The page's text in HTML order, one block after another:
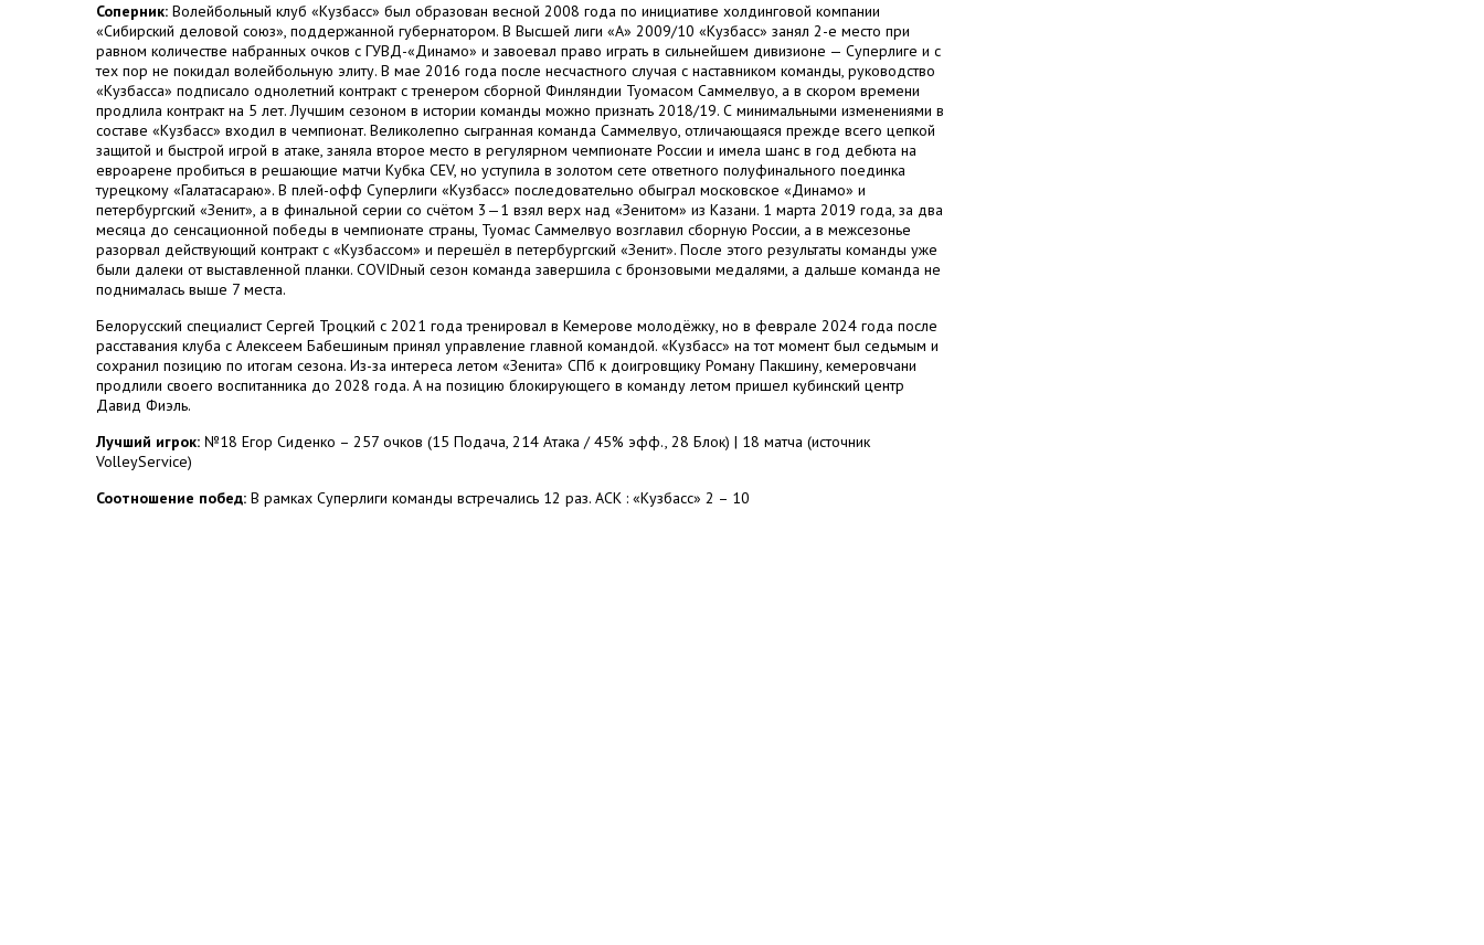
Соперник: Волейбольный клуб «Кузбасс» был образован весной 2008 года по инициативе холдинговой компании
«Сибирский деловой союз», поддержанной губернатором. В Высшей лиги «А» 2009/10 «Кузбасс» занял 2-е место при
равном количестве набранных очков с ГУВД-«Динамо» и завоевал право играть в сильнейшем дивизионе — Суперлиге и с
тех пор не покидал волейбольную элиту. В мае 2016 года после несчастного случая с наставником команды, руководство
«Кузбасса» подписало однолетний контракт с тренером сборной Финляндии Туомасом Саммелвуо, а в скором времени
продлила контракт на 5 лет. Лучшим сезоном в истории команды можно признать 2018/19. С минимальными изменениями в
составе «Кузбасс» входил в чемпионат. Великолепно сыгранная команда Саммелвуо, отличающаяся прежде всего цепкой
защитой и быстрой игрой в атаке, заняла второе место в регулярном чемпионате России и имела шанс в год дебюта на
евроарене пробиться в решающие матчи Кубка CEV, но уступила в золотом сете ответного полуфинального поединка
турецкому «Галатасараю». В плей-офф Суперлиги «Кузбасс» последовательно обыграл московское «Динамо» и
петербургский «Зенит», а в финальной серии со счётом 3—1 взял верх над «Зенитом» из Казани. 1 марта 2019 года, за два
месяца до сенсационной победы в чемпионате страны, Туомас Саммелвуо возглавил сборную России, а в межсезонье
разорвал действующий контракт с «Кузбассом» и перешёл в петербургский «Зенит». После этого результаты команды уже
были далеки от выставленной планки. COVIDный сезон команда завершила с бронзовыми медалями, а дальше команда не
поднималась выше 7 места.
Белорусский специалист Сергей Троцкий с 2021 года тренировал в Кемерове молодёжку, но в феврале 2024 года после
расставания клуба с Алексеем Бабешиным принял управление главной командой. «Кузбасс» на тот момент был седьмым и
сохранил позицию по итогам сезона. Из-за интереса летом «Зенита» СПб к доигровщику Роману Пакшину, кемеровчани
продлили своего воспитанника до 2028 года. А на позицию блокирующего в команду летом пришел кубинский центр
Давид Фиэль.
Лучший игрок: №18 Егор Сиденко – 257 очков (15 Подача, 214 Атака / 45% эфф., 28 Блок) | 18 матча (источник
VolleyService)
Соотношение побед: В рамках Суперлиги команды встречались 12 раз. АСК : «Кузбасс» 2 – 10